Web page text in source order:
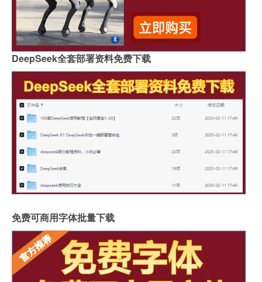
DeepSeek全套部署资料免费下载
免费可商用字体批量下载